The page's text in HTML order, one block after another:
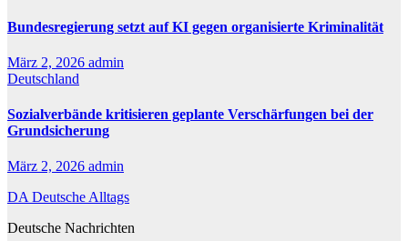
Bundesregierung setzt auf KI gegen organisierte Kriminalität
März 2, 2026 admin
Deutschland
Sozialverbände kritisieren geplante Verschärfungen bei der
Grundsicherung
März 2, 2026 admin
DA Deutsche Alltags
Deutsche Nachrichten